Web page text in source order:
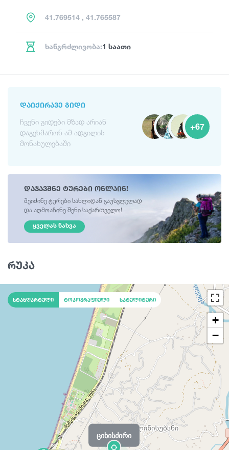
41.769514 , 41.765587
ხანგრძლივობა:1 საათი
ᲓᲐᲘᲥᲘᲠᲐᲕᲔ ᲒᲘᲓᲘ
ჩვენი გიდები მზად არიან
დაგეხმარონ ამ ადგილის
მონახულებაში
+67
დაჯავშნე ტურები ონლაინ!
შეიძინე ტურები სახლიდან გაუსვლელად
და აღმოაჩინე შენი საქართველო!
ᲧᲕᲔᲚᲐᲡ ᲜᲐᲮᲕᲐ
რუკა
ციხისძირი
+
−
სტანდარტული ტოპოგრაფიული სატელიტური